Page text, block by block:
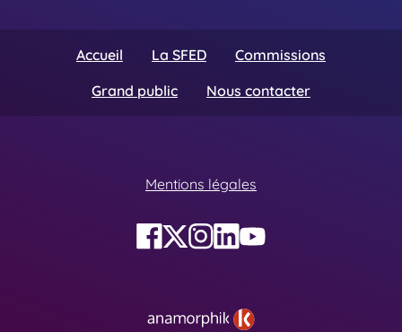
Accueil La SFED
Commissions
Grand public
Nous contacter
Mentions légales